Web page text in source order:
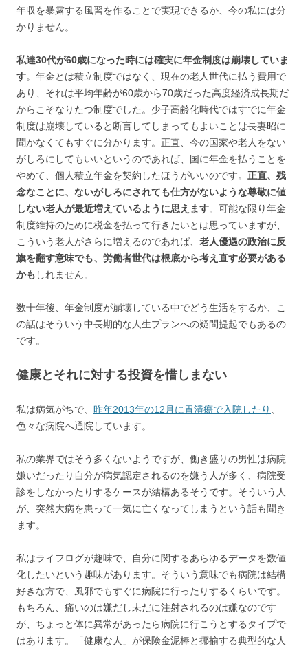
年収を暴露する風習を作ることで実現できるか、今の私には分
かりません。
私達30代が60歳になった時には確実に年金制度は崩壊していま
す。年金とは積立制度ではなく、現在の老人世代に払う費用で
あり、それは平均年齢が60歳から70歳だった高度経済成長期だ
からこそなりたつ制度でした。少子高齢化時代ではすでに年金
制度は崩壊していると断言してしまってもよいことは長妻昭に
聞かなくてもすぐに分かります。正直、今の国家や老人をない
がしろにしてもいいというのであれば、国に年金を払うことを
やめて、個人積立年金を契約したほうがいいのです。 正直、残
念なことに、ないがしろにされても仕方がないような尊敬に値
しない老人が最近増えているように思えます。可能な限り年金
制度維持のために税金を払って行きたいとは思っていますが、
こういう老人がさらに増えるのであれば、 老人優遇の政治に反
旗を翻す意味でも、労働者世代は根底から考え直す必要がある
かも しれません。
数十年後、年金制度が崩壊している中でどう生活をするか、こ
の話はそういう中長期的な人生プランへの疑問提起でもあるの
です。
健康とそれに対する投資を惜しまない
私は病気がちで、 昨年2013年の12月に胃潰瘍で入院したり
色々な病院へ通院しています。
私の業界ではそう多くないようですが、働き盛りの男性は病院
嫌いだったり自分が病気認定されるのを嫌う人が多く、病院受
診をしなかったりするケースが結構あるそうです。そういう人
が、突然大病を患って一気に亡くなってしまうという話も聞き
ます。
私はライフログが趣味で、自分に関するあらゆるデータを数値
化したいという趣味があります。そういう意味でも病院は結構
好きな方で、風邪でもすぐに病院に行ったりするくらいです。
もちろん、痛いのは嫌だし未だに注射されるのは嫌なのです
が、ちょっと体に異常があったら病院に行こうとするタイプで
はあります。「健康な人」が保険金泥棒と揶揄する典型的な人